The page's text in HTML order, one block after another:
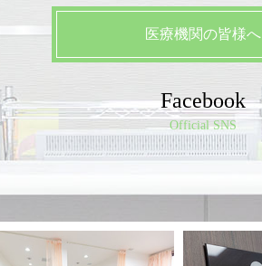
医療機関の皆様へ
Facebook
Official SNS